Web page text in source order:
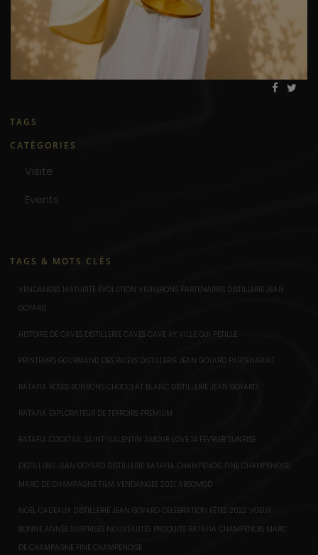
TAGS
CATÉGORIES
Visite
Events
TAGS & MOTS CLÉS
VENDANGES MATURITÉ ÉVOLUTION VIGNERONS PARTENAIRES DISTILLERIE JEAN
GOYARD
HISTOIRE DE CAVES DISTILLERIE CAVES CAVE AY VILLE QUI PETILLE
PRINTEMPS GOURMAND DES RICEYS DISTILLERIE JEAN GOYARD PARTENARIAT
RATAFIA ROSES BONBONS CHOCOLAT BLANC DISTILLERIE JEAN GOYARD
RATAFIA EXPLORATEUR DE TERROIRS PREMIUM
RATAFIA COCKTAIL SAINT-VALENTIN AMOUR LOVE 14 FEVRIER SUNRISE
DISTILLERIE JEAN GOYARD DISTILLERIE RATAFIA CHAMPENOIS FINE CHAMPENOISE
MARC DE CHAMPAGNE FILM VENDANGES 2021 ABSOMOD
NOËL CADEAUX DISTILLERIE JEAN GOYARD CÉLÉBRATION FÊTES 2022 VOEUX
BONNE ANNÉE SURPRISES NOUVEAUTÉS PRODUITS RATAFIA CHAMPENOIS MARC
DE CHAMPAGNE FINE CHAMPENOISE